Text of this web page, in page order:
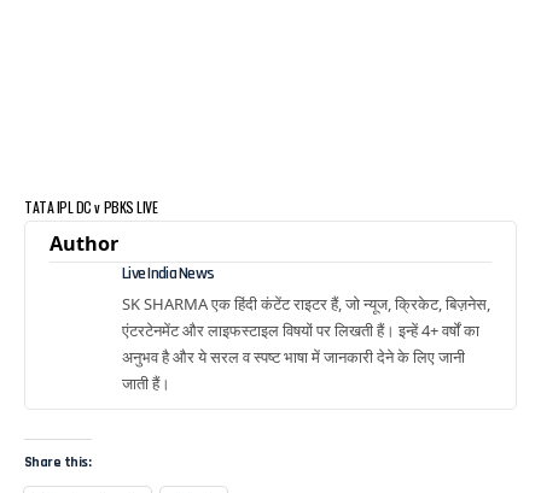
TATA IPL DC v PBKS LIVE
Author
Live India News
SK SHARMA एक हिंदी कंटेंट राइटर हैं, जो न्यूज, क्रिकेट, बिज़नेस,
एंटरटेनमेंट और लाइफस्टाइल विषयों पर लिखती हैं। इन्हें 4+ वर्षों का
अनुभव है और ये सरल व स्पष्ट भाषा में जानकारी देने के लिए जानी
जाती हैं।
Share this: